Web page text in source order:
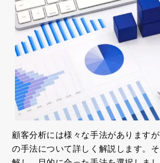
顧客分析には様々な手法があります
の手法について詳しく解説します。